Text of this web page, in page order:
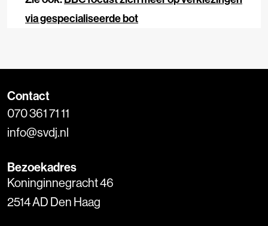
via gespecialiseerde bot
Contact
070 361 71 11
info@svdj.nl
Bezoekadres
Koninginnegracht 46
2514 AD Den Haag